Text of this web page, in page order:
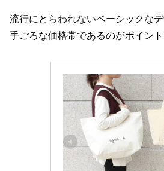
流行にとらわれないベーシックな
手ごろな価格帯であるのがポイント